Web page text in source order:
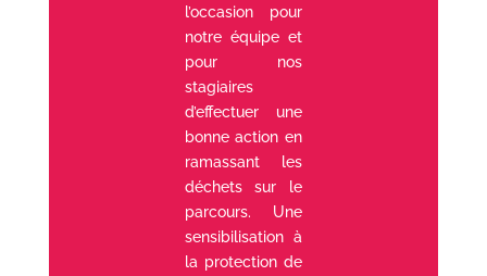
l’occasion pour
notre équipe et
pour nos
stagiaires
d’effectuer une
bonne action en
ramassant les
déchets sur le
parcours. Une
sensibilisation à
la protection de